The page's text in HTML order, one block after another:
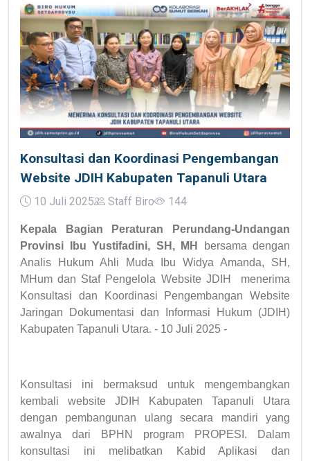
Konsultasi dan Koordinasi Pengembangan
Website JDIH Kabupaten Tapanuli Utara
10 Juli 2025 Staff Biro 144
Kepala Bagian Peraturan Perundang-Undangan
Provinsi Ibu Yustifadini, SH, MH
bersama dengan
Analis Hukum Ahli Muda Ibu Widya Amanda, SH,
MHum dan Staf Pengelola Website JDIH menerima
Konsultasi dan Koordinasi Pengembangan Website
Jaringan Dokumentasi dan Informasi Hukum (JDIH)
Kabupaten Tapanuli Utara. - 10 Juli 2025 -
Konsultasi ini bermaksud untuk mengembangkan
kembali website JDIH Kabupaten Tapanuli Utara
dengan pembangunan ulang secara mandiri yang
awalnya dari BPHN program PROPESI. Dalam
konsultasi ini melibatkan Kabid Aplikasi dan